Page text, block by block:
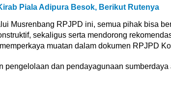
Piala Adipura Besok, Berikut Rutenya
Musrenbang RPJPD ini, semua pihak bisa
sekaligus serta mendorong
muatan dalam dokumen RPJPD
pengelolaan dan pendayagunaan